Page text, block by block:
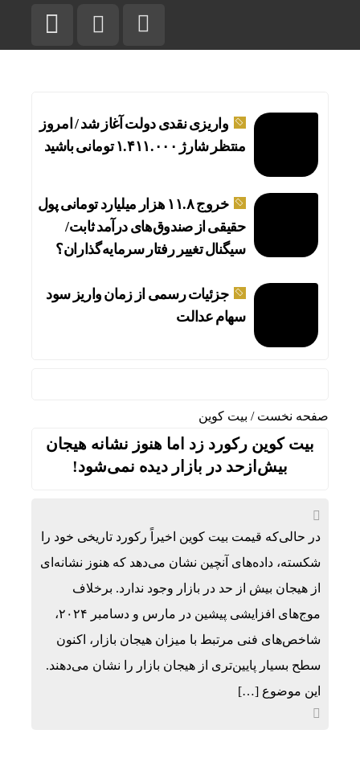
واریزی نقدی دولت آغاز شد / امروز
منتظر شارژ ۱.۴۱۱.۰۰۰ تومانی باشید
خروج ۱۱.۸ هزار میلیارد تومانی پول
حقیقی از صندوق‌های درآمد ثابت/
سیگنال تغییر رفتار سرمایه‌گذاران؟
جزئیات رسمی از زمان واریز سود
سهام عدالت
صفحه نخست / بیت کوین
بیت‌ کوین رکورد زد اما هنوز نشانه‌ هیجان
بیش‌ازحد در بازار دیده نمی‌شود!
در حالی‌که قیمت بیت‌ کوین اخیراً رکورد تاریخی خود را
شکسته، داده‌های آنچین نشان می‌دهد که هنوز نشانه‌ای
از هیجان بیش از حد در بازار وجود ندارد. برخلاف
موج‌های افزایشی پیشین در مارس و دسامبر ۲۰۲۴،
شاخص‌های فنی مرتبط با میزان هیجان بازار، اکنون
سطح بسیار پایین‌تری از هیجان بازار را نشان می‌دهند.
این موضوع […]